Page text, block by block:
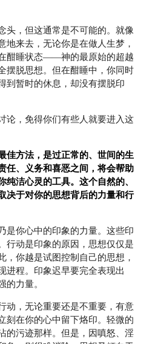
头，但这通常是不可能的。就像
地来去，无论你是在做人生梦，
酣睡状态——神的最原始的超越
脱思想。但在酣睡中，你同时
到暂时的休息，却没有摆脱印
论，免得你们有些人就要进入这
佳方法，是过正常的、世间的生
任、义务和喜恶之间，将会帮助
纯洁心灵的工具。这个自然的、
决于对你的思想背后的力量和行
是你心中的印象的力量。这些印
行动是印象的原因，思想仅仅是
，你越是试图控制自己的思想，
进程。印象迟早要完全表现出
的力量。
动，无论重要还是不重要，有意
刻在你的心中留下烙印。轻微的
的污迹那样。但是，因嗔怒、淫